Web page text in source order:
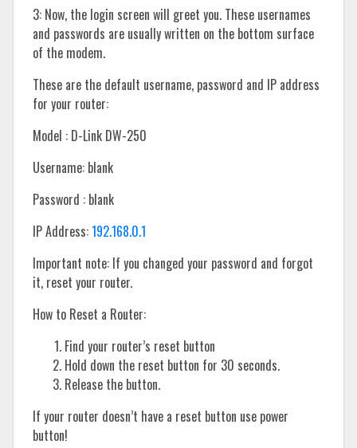
3: Now, the login screen will greet you. These usernames
and passwords are usually written on the bottom surface
of the modem.
These are the default username, password and IP address
for your router:
Model : D-Link DW-250
Username: blank
Password : blank
IP Address:192.168.0.1
Important note: If you changed your password and forgot
it, reset your router.
How to Reset a Router:
Find your router’s reset button
Hold down the reset button for 30 seconds.
Release the button.
If your router doesn’t have a reset button use power
button!